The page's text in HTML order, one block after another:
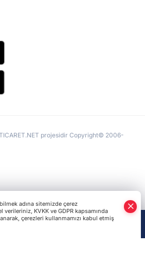
projesidir Copyright© 2006-
adına sitemizde çerez
verileriniz, KVKK ve GDPR kapsamında
çerezleri kullanmamızı kabul etmiş